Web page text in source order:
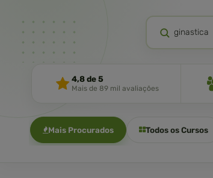
4,8 de 5
Mais de 89 mil avaliações
Mais Procurados Todos os Cursos